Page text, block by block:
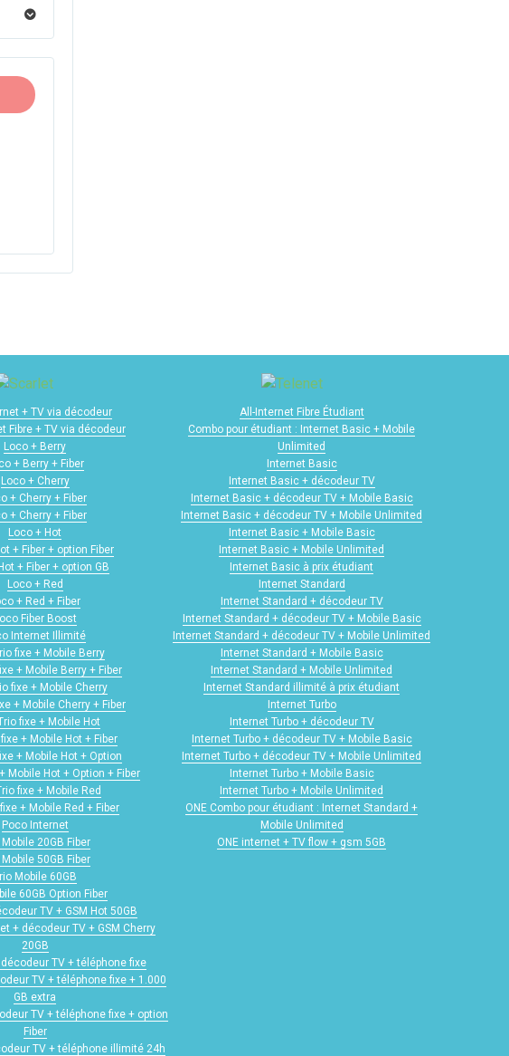
+ TV via décodeur
Fibre + TV via décodeur
Loco + Berry
+ Berry + Fiber
Loco + Cherry
+ Cherry + Fiber
+ Cherry + Fiber
Loco + Hot
+ Fiber + option Fiber
+ Fiber + option GB
Loco + Red
+ Red + Fiber
Fiber Boost
Internet Illimité
fixe + Mobile Berry
+ Mobile Berry + Fiber
fixe + Mobile Cherry
+ Mobile Cherry + Fiber
fixe + Mobile Hot
+ Mobile Hot + Fiber
+ Mobile Hot + Option
Mobile Hot + Option + Fiber
fixe + Mobile Red
+ Mobile Red + Fiber
Poco Internet
20GB Fiber
50GB Fiber
Mobile 60GB
60GB Option Fiber
TV + GSM Hot 50GB
+ décodeur TV + GSM Cherry
20GB
TV + téléphone fixe
TV + téléphone fixe + 1.000
GB extra
TV + téléphone fixe + option
Fiber
TV + téléphone illimité 24h
All-Internet Fibre Étudiant
Combo pour étudiant : Internet Basic + Mobile
Unlimited
Internet Basic
Internet Basic + décodeur TV
Internet Basic + décodeur TV + Mobile Basic
Internet Basic + décodeur TV + Mobile Unlimited
Internet Basic + Mobile Basic
Internet Basic + Mobile Unlimited
Internet Basic à prix étudiant
Internet Standard
Internet Standard + décodeur TV
Internet Standard + décodeur TV + Mobile Basic
Internet Standard + décodeur TV + Mobile Unlimited
Internet Standard + Mobile Basic
Internet Standard + Mobile Unlimited
Internet Standard illimité à prix étudiant
Internet Turbo
Internet Turbo + décodeur TV
Internet Turbo + décodeur TV + Mobile Basic
Internet Turbo + décodeur TV + Mobile Unlimited
Internet Turbo + Mobile Basic
Internet Turbo + Mobile Unlimited
ONE Combo pour étudiant : Internet Standard +
Mobile Unlimited
ONE internet + TV flow + gsm 5GB